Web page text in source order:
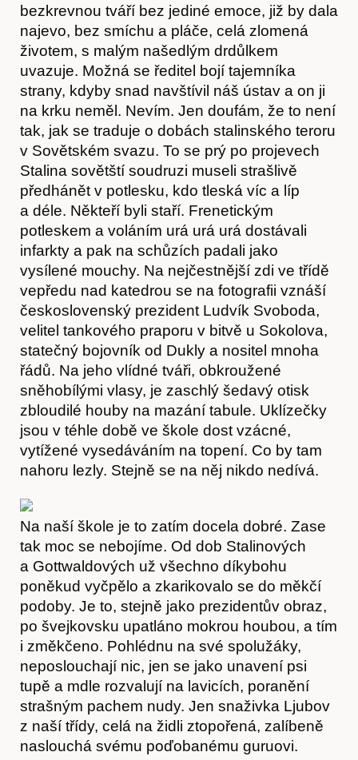
bezkrevnou tváří bez jediné emoce, již by dala
najevo, bez smíchu a pláče, celá zlomená
životem, s malým našedlým drdůlkem
uvazuje. Možná se ředitel bojí tajemníka
strany, kdyby snad navštívil náš ústav a on ji
na krku neměl. Nevím. Jen doufám, že to není
tak, jak se traduje o dobách stalinského teroru
v Sovětském svazu. To se prý po projevech
Stalina sovětští soudruzi museli strašlivě
předhánět v potlesku, kdo tleská víc a líp
a déle. Někteří byli staří. Frenetickým
potleskem a voláním urá urá urá dostávali
infarkty a pak na schůzích padali jako
vysílené mouchy. Na nejčestnější zdi ve třídě
vepředu nad katedrou se na fotografii vznáší
československý prezident Ludvík Svoboda,
velitel tankového praporu v bitvě u Sokolova,
statečný bojovník od Dukly a nositel mnoha
řádů. Na jeho vlídné tváři, obkroužené
sněhobílými vlasy, je zaschlý šedavý otisk
zbloudilé houby na mazání tabule. Uklízečky
jsou v téhle době ve škole dost vzácné,
vytížené vysedáváním na topení. Co by tam
nahoru lezly. Stejně se na něj nikdo nedívá.
Na naší škole je to zatím docela dobré. Zase
tak moc se nebojíme. Od dob Stalinových
a Gottwaldových už všechno díkybohu
poněkud vyčpělo a zkarikovalo se do měkčí
podoby. Je to, stejně jako prezidentův obraz,
po švejkovsku upatláno mokrou houbou, a tím
i změkčeno. Pohlédnu na své spolužáky,
neposlouchají nic, jen se jako unavení psi
tupě a mdle rozvalují na lavicích, poranění
strašným pachem nudy. Jen snaživka Ljubov
z naší třídy, celá na židli ztopořená, zalíbeně
naslouchá svému poďobanému guruovi.